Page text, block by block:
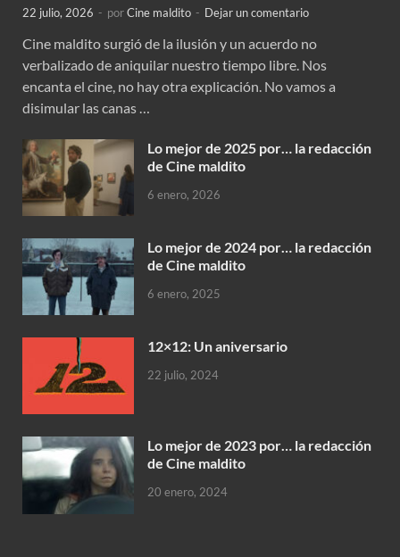
22 julio, 2026 - porCine maldito - Dejar un comentario
Cine maldito surgió de la ilusión y un acuerdo no
verbalizado de aniquilar nuestro tiempo libre. Nos
encanta el cine, no hay otra explicación. No vamos a
disimular las canas …
Lo mejor de 2025 por… la redacción
de Cine maldito
6 enero, 2026
Lo mejor de 2024 por… la redacción
de Cine maldito
6 enero, 2025
12×12: Un aniversario
22 julio, 2024
Lo mejor de 2023 por… la redacción
de Cine maldito
20 enero, 2024